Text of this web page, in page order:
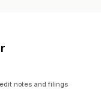
notes and filings